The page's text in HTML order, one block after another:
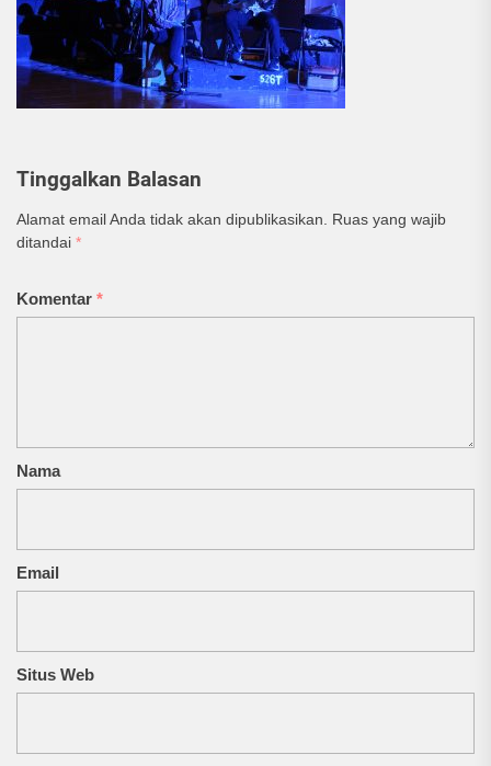
Tinggalkan Balasan
Alamat email Anda tidak akan dipublikasikan.
Ruas yang wajib
ditandai *
Komentar *
Nama
Email
Situs Web